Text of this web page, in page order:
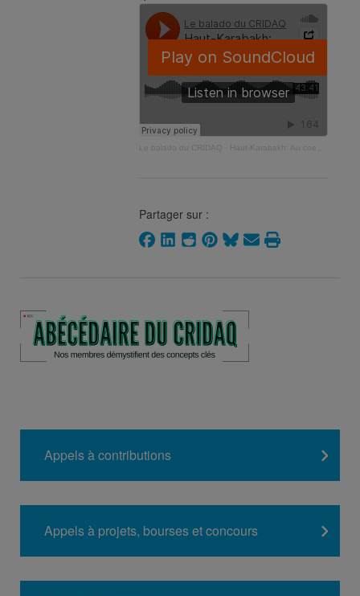
Le balado du CRIDAQ Haut-Karabakh: Au coeur d’une crise humanitaire et géopolitique
Partager sur :
Appels à contributions
Appels à projets, bourses et concours